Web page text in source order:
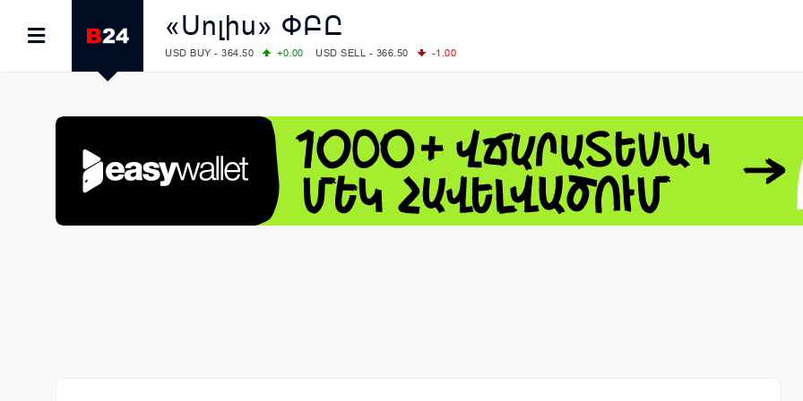
«Սոլիս» ՓԲԸ
USD BUY - 364.50 +0.00 USD SELL - 366.50
-1.00
COMEX: PLATINUM - 1765.90
LME: ALUMINIUM - 3184.00
-0.27 COPPER - 13791.00
-0.12
LME: NICKEL - 17249.00
+0.09 TIN - 55268.00
+2.50
LME: LEAD - 1877.50
-1.00 ZINC - 3643.00
+1.43
FOREX: USD/JPY - 157.68
+0.12 EUR/GBP - 1.1548
+0.11
FOREX: EUR/USD - 1.1548
+0.11 GBP/USD - 1.3459
+0.04